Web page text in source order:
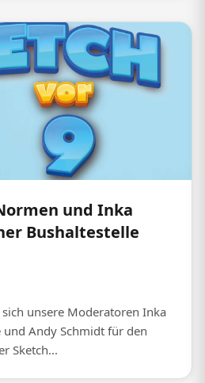
und Inka
Bushaltestelle
unsere Moderatoren Inka
und Andy Schmidt für den
Sketch...